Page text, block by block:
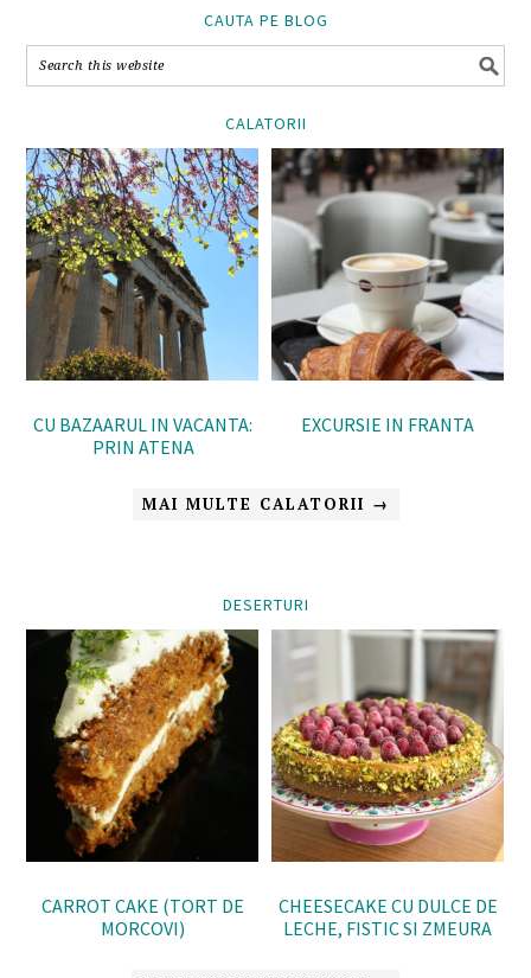
CAUTA PE BLOG
CALATORII
CU BAZAARUL IN VACANTA:
PRIN ATENA
EXCURSIE IN FRANTA
MAI MULTE CALATORII →
DESERTURI
CARROT CAKE (TORT DE
MORCOVI)
CHEESECAKE CU DULCE DE
LECHE, FISTIC SI ZMEURA